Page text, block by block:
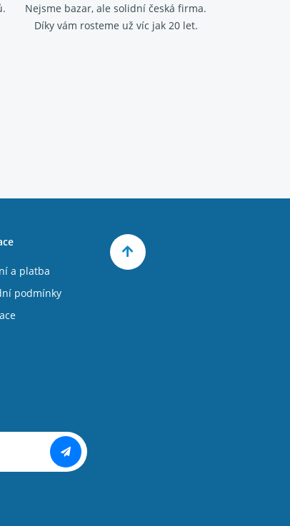
Nejsme bazar, ale solidní česká firma.
Díky vám rosteme už víc jak 20 let.
a platba
podmínky